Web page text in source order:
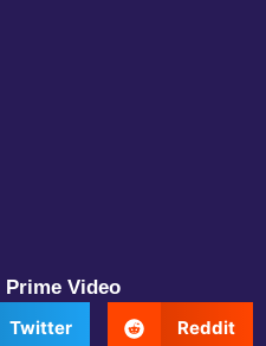
Prime Video
Twitter Reddit